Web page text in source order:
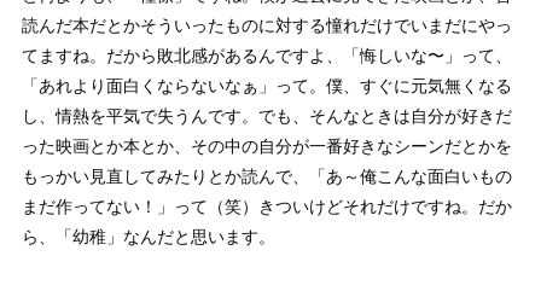
読んだ本だとかそういったものに対する憧れだけでいまだにやっ
てますね。だから敗北感があるんですよ、「悔しいな〜」って、
「あれより面白くならないなぁ」って。僕、すぐに元気無くなる
し、情熱を平気で失うんです。でも、そんなときは自分が好きだ
った映画とか本とか、その中の自分が一番好きなシーンだとかを
もっかい見直してみたりとか読んで、「あ～俺こんな面白いもの
まだ作ってない！」って（笑）きついけどそれだけですね。だか
ら、「幼稚」なんだと思います。